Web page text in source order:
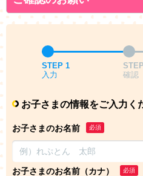
STEP 1
入力
確認
お子さまの情報をご入力く
お子さまのお名前 必須
お子さまのお名前（カナ） 必須